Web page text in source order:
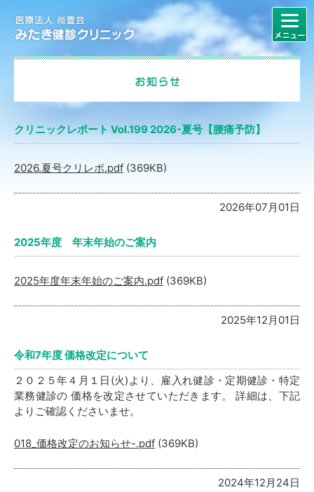
クリニックレポート Vol.199 2026-夏号【腰痛予防】
2026.夏号クリレポ.pdf (369KB)
2026年07月01日
2025年度 年末年始のご案内
2025年度年末年始のご案内.pdf (369KB)
2025年12月01日
令和7年度 価格改定について
２０２５年４月１日(火)より、雇入れ健診・定期健診・特定
業務健診の価格を改定させていただきます。詳細は、下記
よりご確認くださいませ。
018_価格改定のお知らせ-.pdf (369KB)
2024年12月24日